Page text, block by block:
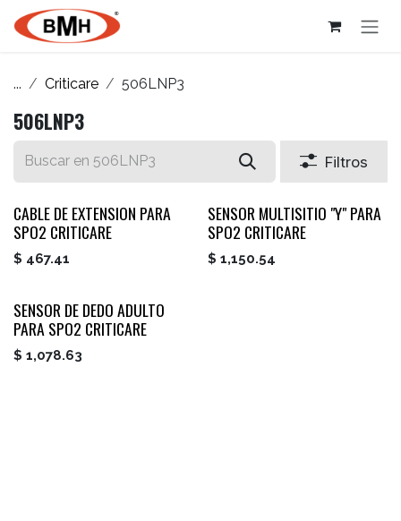
Ir al contenido
... Criticare 506LNP3
506LNP3
Filtros
CABLE DE EXTENSION PARA
SPO2 CRITICARE
$ 467.41
SENSOR MULTISITIO "Y" PARA
SPO2 CRITICARE
$ 1,150.54
SENSOR DE DEDO ADULTO
PARA SPO2 CRITICARE
$ 1,078.63